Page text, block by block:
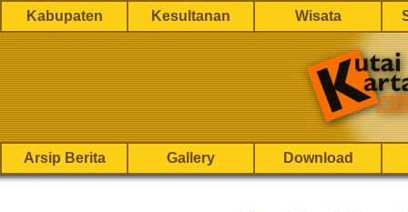
Kabupaten Kesultanan Wisata
Arsip Berita Gallery Download